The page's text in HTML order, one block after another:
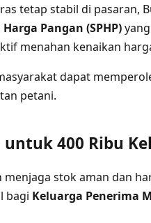
tetap stabil di pasaran,
Pangan (SPHP)
menahan kenaikan
dapat
petani.
400 Ribu
menjaga stok aman dan
bagi Keluarga Penerima